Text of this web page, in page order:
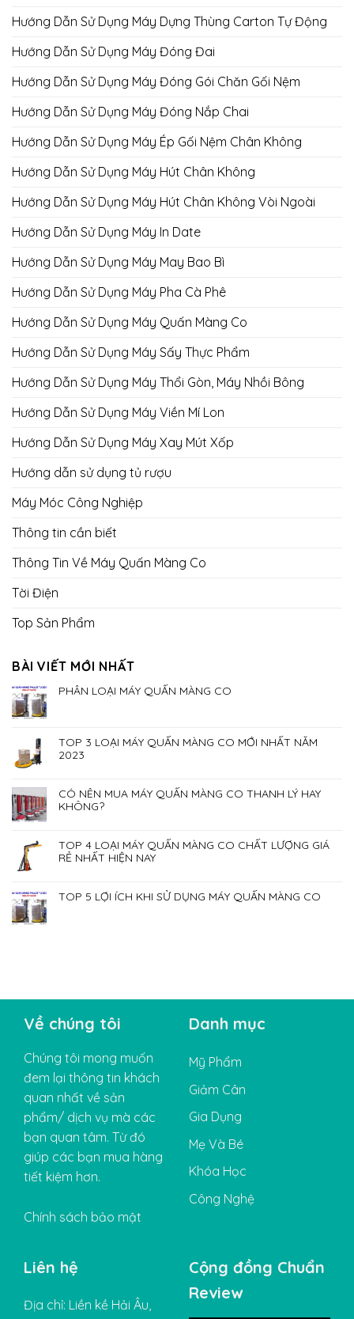
Hướng Dẫn Sử Dụng Máy Dựng Thùng Carton Tự Động
Hướng Dẫn Sử Dụng Máy Đóng Đai
Hướng Dẫn Sử Dụng Máy Đóng Gói Chăn Gối Nệm
Hướng Dẫn Sử Dụng Máy Đóng Nắp Chai
Hướng Dẫn Sử Dụng Máy Ép Gối Nệm Chân Không
Hướng Dẫn Sử Dụng Máy Hút Chân Không
Hướng Dẫn Sử Dụng Máy Hút Chân Không Vòi Ngoài
Hướng Dẫn Sử Dụng Máy In Date
Hướng Dẫn Sử Dụng Máy May Bao Bì
Hướng Dẫn Sử Dụng Máy Pha Cà Phê
Hướng Dẫn Sử Dụng Máy Quấn Màng Co
Hướng Dẫn Sử Dụng Máy Sấy Thực Phẩm
Hướng Dẫn Sử Dụng Máy Thổi Gòn, Máy Nhồi Bông
Hướng Dẫn Sử Dụng Máy Viền Mí Lon
Hướng Dẫn Sử Dụng Máy Xay Mút Xốp
Hướng dẫn sử dụng tủ rượu
Máy Móc Công Nghiệp
Thông tin cần biết
Thông Tin Về Máy Quấn Màng Co
Tời Điện
Top Sản Phẩm
BÀI VIẾT MỚI NHẤT
PHÂN LOẠI MÁY QUẤN MÀNG CO
TOP 3 LOẠI MÁY QUẤN MÀNG CO MỚI NHẤT NĂM
2023
CÓ NÊN MUA MÁY QUẤN MÀNG CO THANH LÝ HAY
KHÔNG?
TOP 4 LOẠI MÁY QUẤN MÀNG CO CHẤT LƯỢNG GIÁ
RẺ NHẤT HIỆN NAY
TOP 5 LỢI ÍCH KHI SỬ DỤNG MÁY QUẤN MÀNG CO
Về chúng tôi
Chúng tôi mong muốn
đem lại thông tin khách
quan nhất về sản
phẩm/ dịch vụ mà các
bạn quan tâm. Từ đó
giúp các bạn mua hàng
tiết kiệm hơn.
Chính sách bảo mật
Danh mục
Mỹ Phẩm
Giảm Cân
Gia Dụng
Mẹ Và Bé
Khóa Học
Công Nghệ
Liên hệ
Địa chỉ: Liền kề Hải Âu,
Cộng đồng Chuẩn
Review